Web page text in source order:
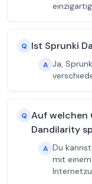
Q Ist Sprunki
A Ja,
Q Auf welchen
Dandilarity
A Du
mit